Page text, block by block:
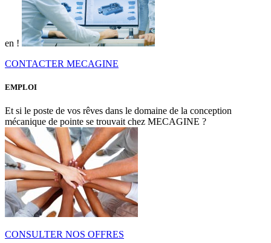
en !
CONTACTER MECAGINE
EMPLOI
Et si le poste de vos rêves dans le domaine de la conception
mécanique de pointe se trouvait chez MECAGINE ?
CONSULTER NOS OFFRES